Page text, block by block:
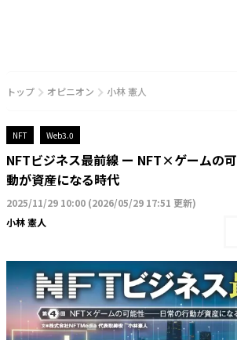
トップ オピニオン 小林 憲人
NFT Web3.0
NFTビジネス最前線 ー NFT×ゲームの
動が資産になる時代
2025/11/29 10:00 (2026/05/29 17:51 更新)
小林 憲人